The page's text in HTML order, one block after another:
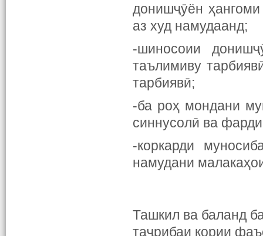
донишҷӯён
аз худ намудаанд;
-шиносоии
таълимиву
тарбиявӣ;
-ба роҳ мондани
синнусолӣ ва
-коркарди
намудани
Ташкил ва баланд
таҷрибаи кории